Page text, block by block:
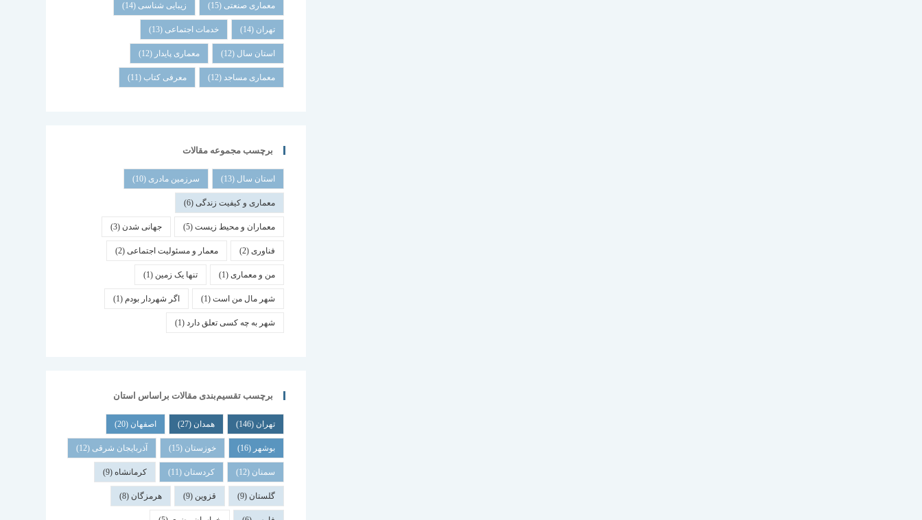
معماری صنعتی (15) زیبایی شناسی (14)
تهران (14) خدمات اجتماعی (13)
استان سال (12) معماری پایدار (12)
معماری مساجد(12) معرفی کتاب (11)
برچسب مجموعه مقالات
استان سال (13) سرزمین مادری (10)
معماری و کیفیت زندگی(6)
معماران و محیط زیست(5) جهانی شدن (3)
فناوری(2) معمار و مسئولیت اجتماعی(2)
من و معماری(1) تنها یک زمین (1)
شهر مال من است(1) اگر شهردار بودم (1)
شهر به چه کسی تعلق دارد(1)
برچسب تقسیم‌بندی مقالات براساس استان
تهران (146) همدان (27) اصفهان (20)
بوشهر (16) خوزستان (15) آذربایجان شرقی (12)
سمنان (12) کردستان (11) کرمانشاه(9)
گلستان (9) قزوین (9) هرمزگان (8)